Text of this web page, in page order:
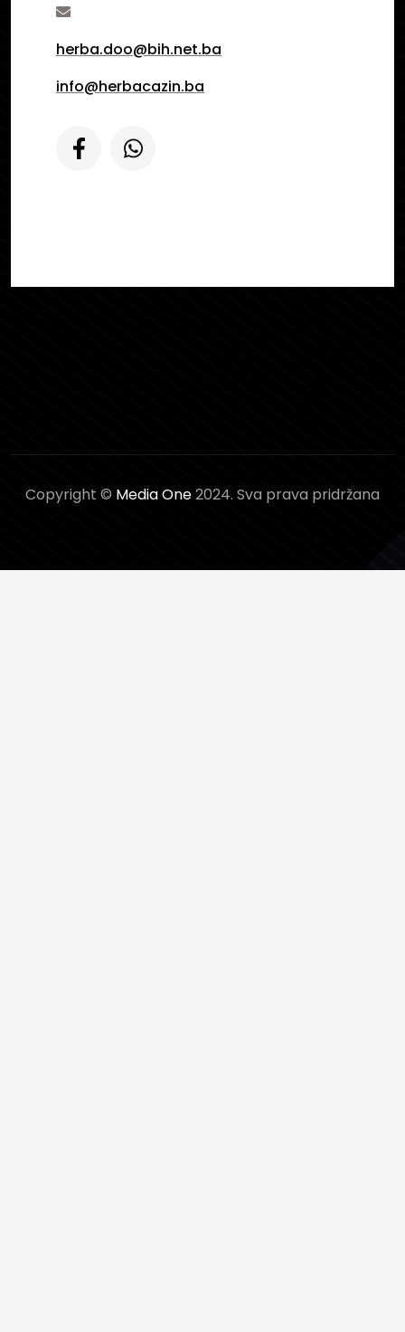
herba.doo@bih.net.ba
info@herbacazin.ba
Copyright © Media One2024. Sva prava pridržana